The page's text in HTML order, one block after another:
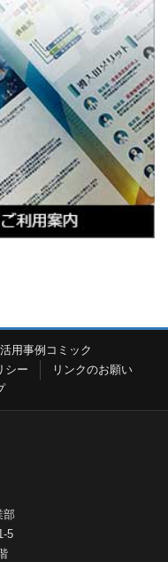
活用事例コミック
シー
リンクのお願い
部
5